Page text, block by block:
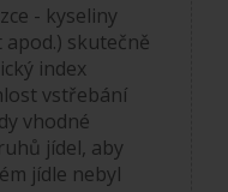
- kyseliny
skutečně
index
vstřebání
vhodné
jídel, aby
jídle nebyl